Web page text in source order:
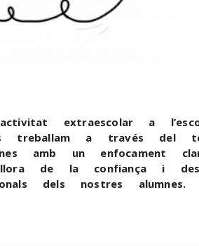
extraescolar a
treballam a través del
amb un enfocament
de la confiança i
dels nostres alumnes.